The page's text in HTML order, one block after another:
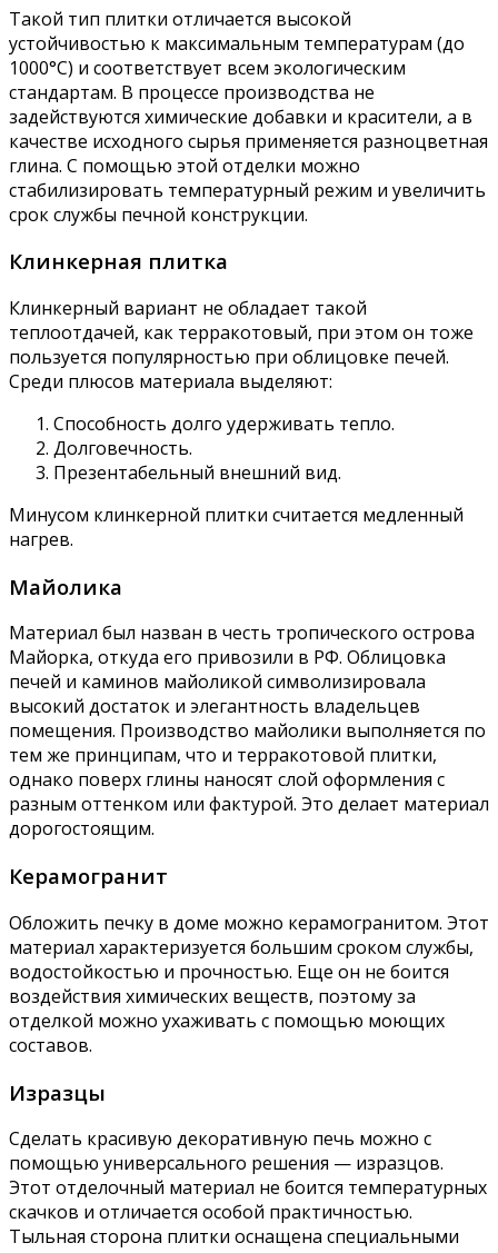
Такой тип плитки отличается высокой
устойчивостью к максимальным температурам (до
1000°С) и соответствует всем экологическим
стандартам. В процессе производства не
задействуются химические добавки и красители, а в
качестве исходного сырья применяется разноцветная
глина. С помощью этой отделки можно
стабилизировать температурный режим и увеличить
срок службы печной конструкции.
Клинкерная плитка
Клинкерный вариант не обладает такой
теплоотдачей, как терракотовый, при этом он тоже
пользуется популярностью при облицовке печей.
Среди плюсов материала выделяют:
Способность долго удерживать тепло.
Долговечность.
Презентабельный внешний вид.
Минусом клинкерной плитки считается медленный
нагрев.
Майолика
Материал был назван в честь тропического острова
Майорка, откуда его привозили в РФ. Облицовка
печей и каминов майоликой символизировала
высокий достаток и элегантность владельцев
помещения. Производство майолики выполняется по
тем же принципам, что и терракотовой плитки,
однако поверх глины наносят слой оформления с
разным оттенком или фактурой. Это делает материал
дорогостоящим.
Керамогранит
Обложить печку в доме можно керамогранитом. Этот
материал характеризуется большим сроком службы,
водостойкостью и прочностью. Еще он не боится
воздействия химических веществ, поэтому за
отделкой можно ухаживать с помощью моющих
составов.
Изразцы
Сделать красивую декоративную печь можно с
помощью универсального решения — изразцов.
Этот отделочный материал не боится температурных
скачков и отличается особой практичностью.
Тыльная сторона плитки оснащена специальными